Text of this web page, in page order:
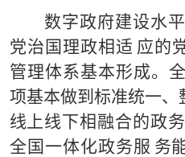
数字政府建设水
党治国理政相适 应的
管理体系基本形成。
项基本做到 标准统一、
线 上线下相融合的政
全国一体化政务服 务